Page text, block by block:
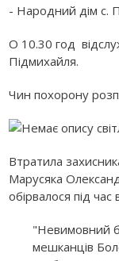
- Народний дім с.
О 10.30 год
Підмихайля.
Чин похорону
Втратила
Марусяка
обірвалося під час
"Невимовний
мешканців